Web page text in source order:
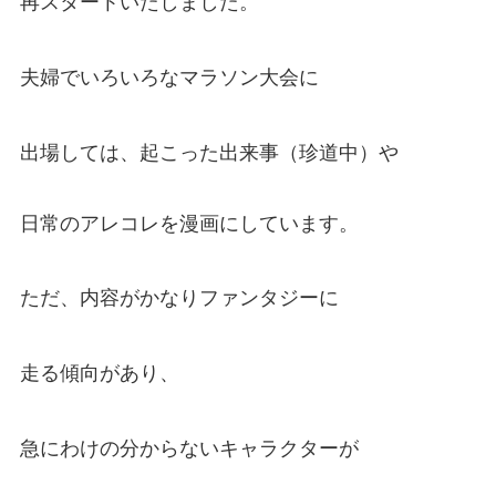
夫婦でいろいろなマラソン大会に
出場しては、起こった出来事（珍道中）や
日常のアレコレを漫画にしています。
ただ、内容がかなりファンタジーに
走る傾向があり、
急にわけの分からないキャラクターが